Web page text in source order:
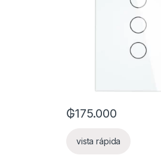
₲175.000
Este producto tiene
vista rápida